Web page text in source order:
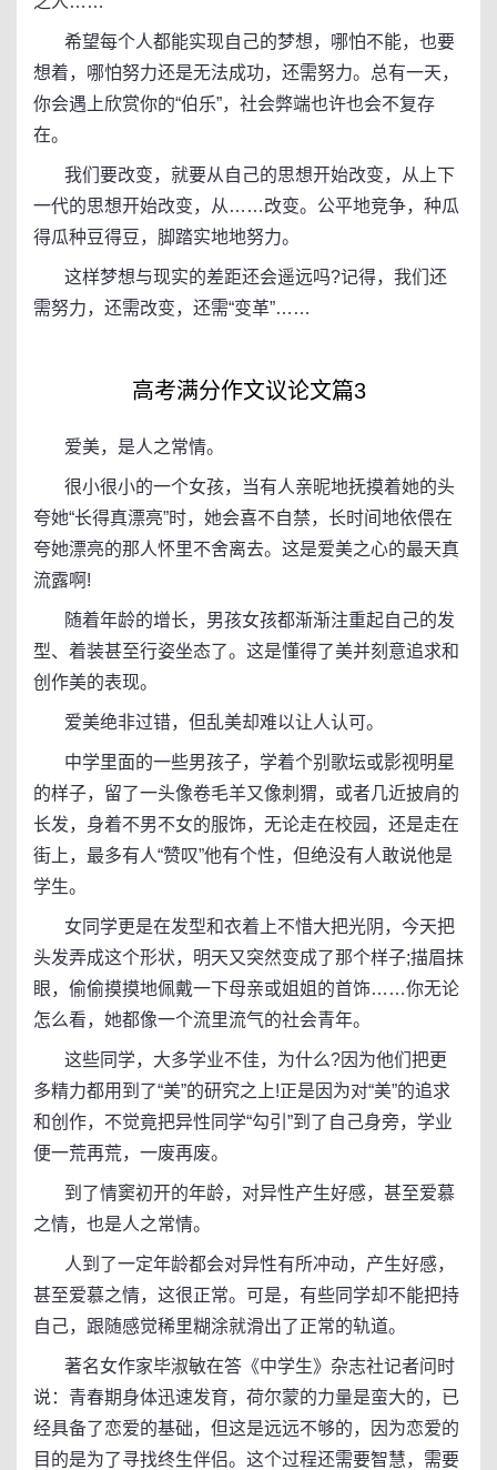
希望每个人都能实现自己的梦想，哪怕不能，也要
想着，哪怕努力还是无法成功，还需努力。总有一天，
你会遇上欣赏你的“伯乐”，社会弊端也许也会不复存
在。
我们要改变，就要从自己的思想开始改变，从上下
一代的思想开始改变，从……改变。公平地竞争，种瓜
得瓜种豆得豆，脚踏实地地努力。
这样梦想与现实的差距还会遥远吗?记得，我们还
需努力，还需改变，还需“变革”……
高考满分作文议论文篇3
爱美，是人之常情。
很小很小的一个女孩，当有人亲昵地抚摸着她的头
夸她“长得真漂亮”时，她会喜不自禁，长时间地依偎在
夸她漂亮的那人怀里不舍离去。这是爱美之心的最天真
流露啊!
随着年龄的增长，男孩女孩都渐渐注重起自己的发
型、着装甚至行姿坐态了。这是懂得了美并刻意追求和
创作美的表现。
爱美绝非过错，但乱美却难以让人认可。
中学里面的一些男孩子，学着个别歌坛或影视明星
的样子，留了一头像卷毛羊又像刺猬，或者几近披肩的
长发，身着不男不女的服饰，无论走在校园，还是走在
街上，最多有人“赞叹”他有个性，但绝没有人敢说他是
学生。
女同学更是在发型和衣着上不惜大把光阴，今天把
头发弄成这个形状，明天又突然变成了那个样子;描眉抹
眼，偷偷摸摸地佩戴一下母亲或姐姐的首饰……你无论
怎么看，她都像一个流里流气的社会青年。
这些同学，大多学业不佳，为什么?因为他们把更
多精力都用到了“美”的研究之上!正是因为对“美”的追求
和创作，不觉竟把异性同学“勾引”到了自己身旁，学业
便一荒再荒，一废再废。
到了情窦初开的年龄，对异性产生好感，甚至爱慕
之情，也是人之常情。
人到了一定年龄都会对异性有所冲动，产生好感，
甚至爱慕之情，这很正常。可是，有些同学却不能把持
自己，跟随感觉稀里糊涂就滑出了正常的轨道。
著名女作家毕淑敏在答《中学生》杂志社记者问时
说：青春期身体迅速发育，荷尔蒙的力量是蛮大的，已
经具备了恋爱的基础，但这是远远不够的，因为恋爱的
目的是为了寻找终生伴侣。这个过程还需要智慧，需要